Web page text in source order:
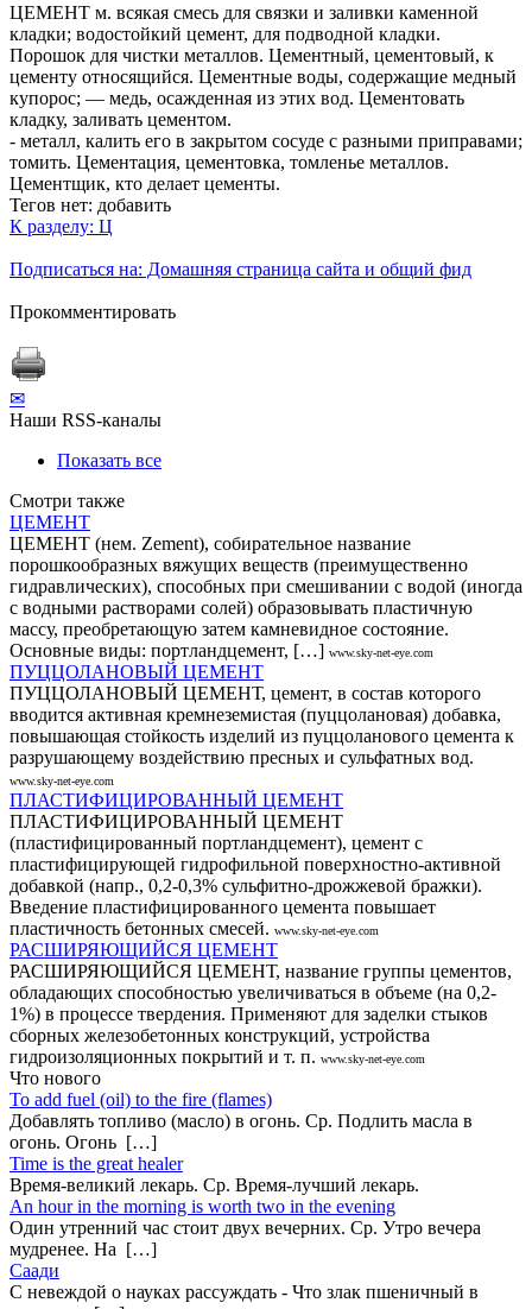
ЦЕМЕНТ м. всякая смесь для связки и заливки каменной
кладки; водостойкий цемент, для подводной кладки.
Порошок для чистки металлов. Цементный, цементовый, к
цементу относящийся. Цементные воды, содержащие медный
купорос; — медь, осажденная из этих вод. Цементовать
кладку, заливать цементом.
- металл, калить его в закрытом сосуде с разными приправами;
томить. Цементация, цементовка, томленье металлов.
Цементщик, кто делает цементы.
Тегов нет: добавить
К разделу: Ц
Подписаться на: Домашняя страница сайта и общий фид
Прокомментировать
✉
Наши RSS-каналы
Показать все
Смотри также
ЦЕМЕНТ
ЦЕМЕНТ (нем. Zement), собирательное название
порошкообразных вяжущих веществ (преимущественно
гидравлических), способных при смешивании с водой (иногда
с водными растворами солей) образовывать пластичную
массу, преобретающую затем камневидное состояние.
Основные виды: портландцемент, […] www.sky-net-eye.com
ПУЦЦОЛАНОВЫЙ ЦЕМЕНТ
ПУЦЦОЛАНОВЫЙ ЦЕМЕНТ, цемент, в состав которого
вводится активная кремнеземистая (пуццолановая) добавка,
повышающая стойкость изделий из пуццоланового цемента к
разрушающему воздействию пресных и сульфатных вод.
www.sky-net-eye.com
ПЛАСТИФИЦИРОВАННЫЙ ЦЕМЕНТ
ПЛАСТИФИЦИРОВАННЫЙ ЦЕМЕНТ
(пластифицированный портландцемент), цемент с
пластифицирующей гидрофильной поверхностно-активной
добавкой (напр., 0,2-0,3% сульфитно-дрожжевой бражки).
Введение пластифицированного цемента повышает
пластичность бетонных смесей. www.sky-net-eye.com
РАСШИРЯЮЩИЙСЯ ЦЕМЕНТ
РАСШИРЯЮЩИЙСЯ ЦЕМЕНТ, название группы цементов,
обладающих способностью увеличиваться в объеме (на 0,2-
1%) в процессе твердения. Применяют для заделки стыков
сборных железобетонных конструкций, устройства
гидроизоляционных покрытий и т. п. www.sky-net-eye.com
Что нового
То add fuel (oil) to the fire (flames)
Добавлять топливо (масло) в огонь. Ср. Подлить масла в
огонь. Огонь […]
Time is the great healer
Время-великий лекарь. Ср. Время-лучший лекарь.
An hour in the morning is worth two in the evening
Один утренний час стоит двух вечерних. Ср. Утро вечера
мудренее. На […]
Саади
С невеждой о науках рассуждать - Что злак пшеничный в